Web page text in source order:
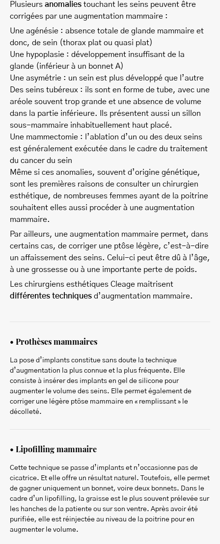
Plusieurs anomalies touchant les seins peuvent être
corrigées par une augmentation mammaire :
Une agénésie : absence totale de glande mammaire et
donc, de sein (thorax plat ou quasi plat)
Une hypoplasie : développement insuffisant de la
glande (inférieur à un bonnet A)
Une asymétrie : un sein est plus développé que l’autre
Des seins tubéreux : ils sont en forme de tube, avec une
aréole souvent trop grande et une absence de volume
dans la partie inférieure. Ils présentent aussi un sillon
sous-mammaire inhabituellement haut placé.
Une mammectomie : l’ablation d’un ou des deux seins
est généralement exécutée dans le cadre du traitement
du cancer du sein
Même si ces anomalies, souvent d’origine génétique,
sont les premières raisons de consulter un chirurgien
esthétique, de nombreuses femmes ayant de la poitrine
souhaitent elles aussi procéder à une augmentation
mammaire.
Par ailleurs, une augmentation mammaire permet, dans
certains cas, de corriger une ptôse légère, c’est-à-dire
un affaissement des seins. Celui-ci peut être dû à l’âge,
à une grossesse ou à une importante perte de poids.
Les chirurgiens esthétiques Cleage maitrisent
différentes techniques d’augmentation mammaire.
• Prothèses mammaires
La pose d’implants constitue sans doute la technique
d’augmentation la plus connue et la plus fréquente. Elle
consiste à insérer des implants en gel de silicone pour
augmenter le volume des seins. Elle permet également de
corriger une légère ptôse mammaire en « remplissant » le
décolleté.
• Lipofilling mammaire
Cette technique se passe d’implants et n’occasionne pas de
cicatrice. Et elle offre un résultat naturel. Toutefois, elle permet
de gagner uniquement un bonnet, voire deux bonnets. Dans le
cadre d’un lipofilling, la graisse est le plus souvent prélevée sur
les hanches de la patiente ou sur son ventre. Après avoir été
purifiée, elle est réinjectée au niveau de la poitrine pour en
augmenter le volume.